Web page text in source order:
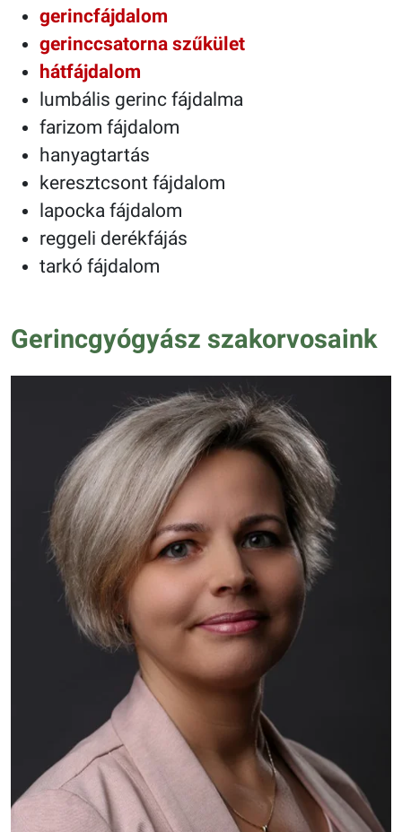
gerincfájdalom
gerinccsatorna szűkület
hátfájdalom
lumbális gerinc fájdalma
farizom fájdalom
hanyagtartás
keresztcsont fájdalom
lapocka fájdalom
reggeli derékfájás
tarkó fájdalom
Gerincgyógyász szakorvosaink